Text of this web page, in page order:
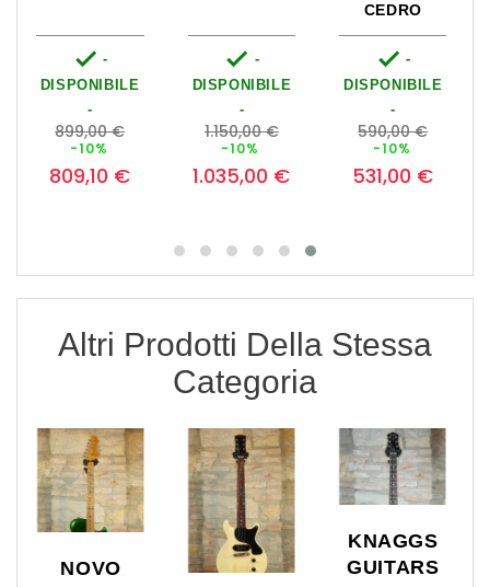
 -
DISPONIBILE
-
Prezzo
base
899,00 €
-10%
809,10 €
 -
DISPONIBILE
-
Prezzo
base
1.150,00 €
-10%
1.035,00 €
CEDRO
 -
DISPONIBILE
-
Prezzo
base
590,00 €
-10%
531,00 €
Altri Prodotti Della Stessa
Categoria
NOVO
KNAGGS
GUITARS